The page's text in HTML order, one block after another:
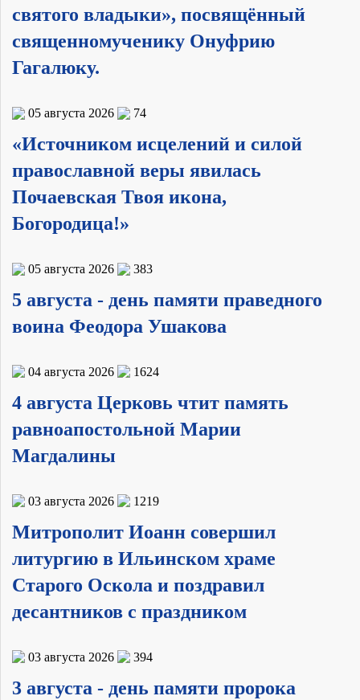
святого владыки», посвящённый
священномученику Онуфрию
Гагалюку.
05 августа 2026 74
«Источником исцелений и силой
православной веры явилась
Почаевская Твоя икона,
Богородица!»
05 августа 2026 383
5 августа - день памяти праведного
воина Феодора Ушакова
04 августа 2026 1624
4 августа Церковь чтит память
равноапостольной Марии
Магдалины
03 августа 2026 1219
Митрополит Иоанн совершил
литургию в Ильинском храме
Старого Оскола и поздравил
десантников с праздником
03 августа 2026 394
3 августа - день памяти пророка